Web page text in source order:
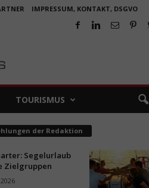
IMPRESSUM, KONTAKT, DSGVO
TOURISMUS
der Redaktion
Segelurlaub
Zielgruppen